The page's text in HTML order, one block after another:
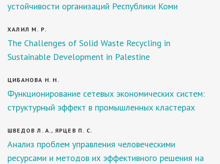
устойчивости организаций Республики Коми
ХАЛИЛ М. Р.
The Challenges of Solid Waste Recycling in
Sustainable Development in Palestine
ЦИБАНОВА Н. Н.
Функционирование сетевых экономических систем:
структурный эффект в промышленных кластерах
ШВЕДОВ Л. А., ЯРЦЕВ П. С.
Анализ проблем управления человеческими
ресурсами и методов их эффективного решения на